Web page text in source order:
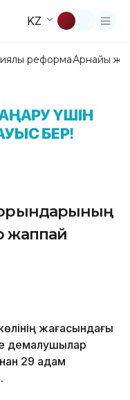
KZ
реформаАрнайы
орындарының
жаппай
жағасындағы
демалушылар
29 адам